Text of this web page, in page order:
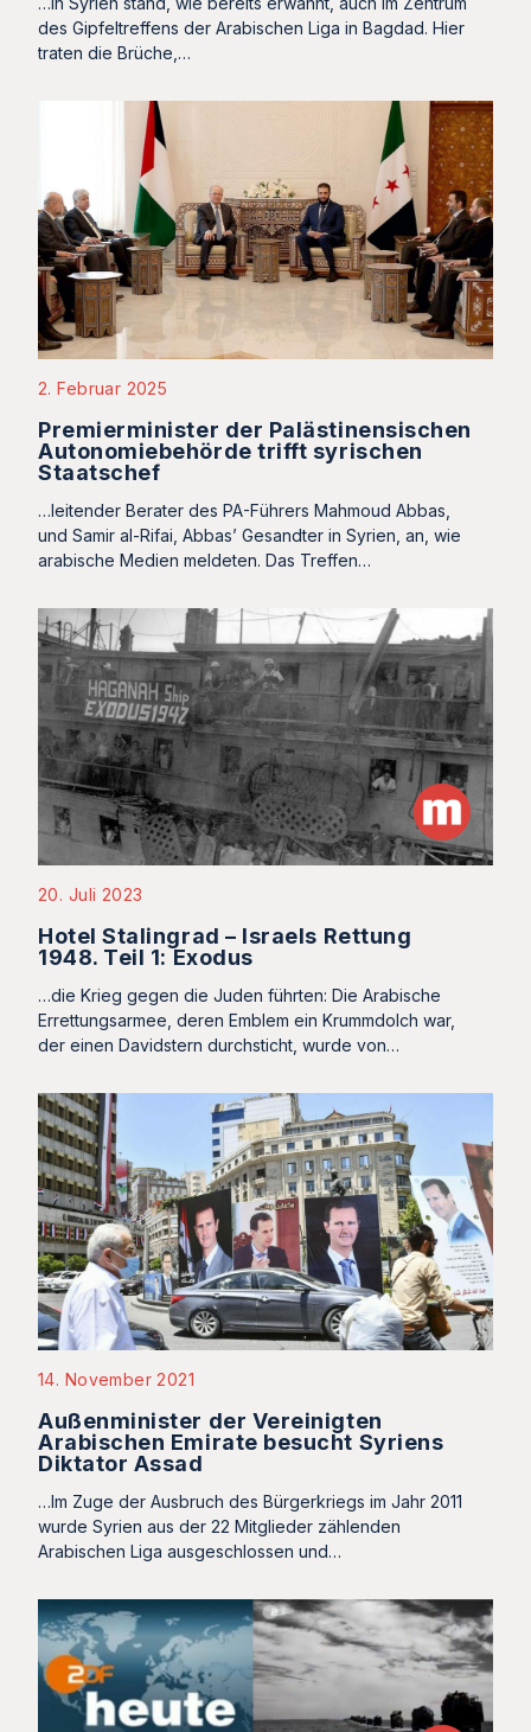
des Gipfeltreffens der Arabischen Liga in Bagdad. Hier
traten die Brüche,…
2. Februar 2025
Premierminister der Palästinensischen
Autonomiebehörde trifft syrischen
Staatschef
…leitender Berater des PA-Führers Mahmoud Abbas,
und Samir al-Rifai, Abbas’ Gesandter in Syrien, an, wie
arabische Medien meldeten. Das Treffen…
20. Juli 2023
Hotel Stalingrad – Israels Rettung
1948. Teil 1: Exodus
…die Krieg gegen die Juden führten: Die Arabische
Errettungsarmee, deren Emblem ein Krummdolch war,
der einen Davidstern durchsticht, wurde von…
14. November 2021
Außenminister der Vereinigten
Arabischen Emirate besucht Syriens
Diktator Assad
…Im Zuge der Ausbruch des Bürgerkriegs im Jahr 2011
wurde Syrien aus der 22 Mitglieder zählenden
Arabischen Liga ausgeschlossen und…